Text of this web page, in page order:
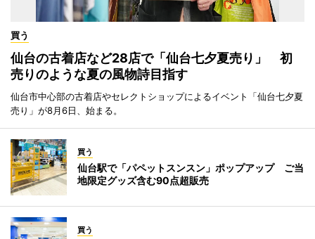
買う
仙台の古着店など28店で「仙台七夕夏売り」 初
売りのような夏の風物詩目指す
仙台市中心部の古着店やセレクトショップによるイベント「仙台七夕夏
売り」が8月6日、始まる。
買う
仙台駅で「パペットスンスン」ポップアップ ご当
地限定グッズ含む90点超販売
買う